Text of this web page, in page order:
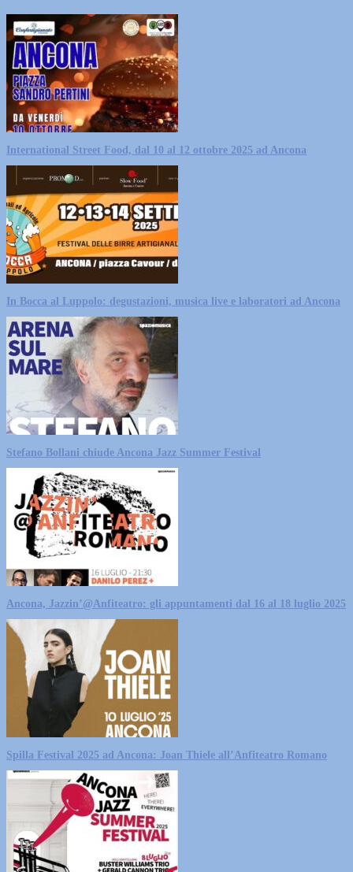
International Street Food, dal 10 al 12 ottobre 2025 ad Ancona
In Bocca al Luppolo: degustazioni, musica live e laboratori ad Ancona
Stefano Bollani chiude Ancona Jazz Summer Festival
Ancona, Jazzin’@Anfiteatro: gli appuntamenti dal 16 al 18 luglio 2025
Spilla Festival 2025 ad Ancona: Joan Thiele all’Anfiteatro Romano